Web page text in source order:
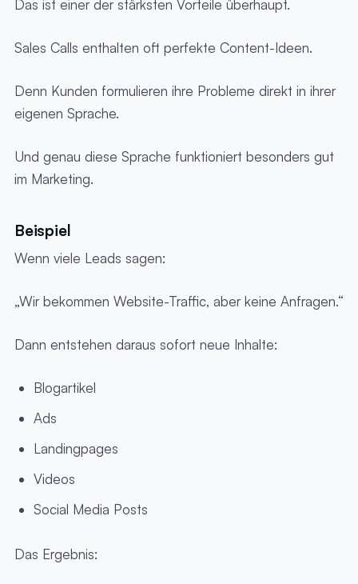
Das ist einer der stärksten Vorteile überhaupt.
Sales Calls enthalten oft perfekte Content-Ideen.
Denn Kunden formulieren ihre Probleme direkt in ihrer
eigenen Sprache.
Und genau diese Sprache funktioniert besonders gut
im Marketing.
Beispiel
Wenn viele Leads sagen:
„Wir bekommen Website-Traffic, aber keine Anfragen.“
Dann entstehen daraus sofort neue Inhalte:
Blogartikel
Ads
Landingpages
Videos
Social Media Posts
Das Ergebnis: